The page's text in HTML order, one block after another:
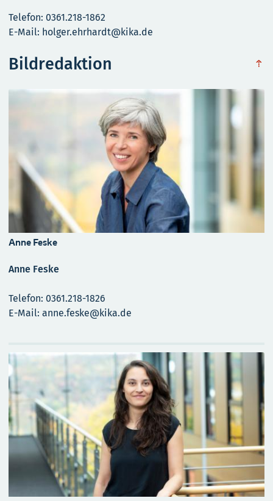
Telefon: 0361.218-1862
E-Mail: holger.ehrhardt@kika.de
Bildredaktion
Anne Feske
Anne Feske
Telefon: 0361.218-1826
E-Mail: anne.feske@kika.de